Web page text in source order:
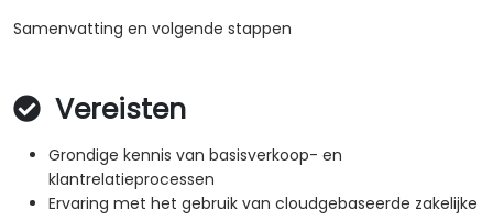
Samenvatting en volgende stappen
Vereisten
Grondige kennis van basisverkoop- en
klantrelatieprocessen
Ervaring met het gebruik van cloudgebaseerde zakelijke